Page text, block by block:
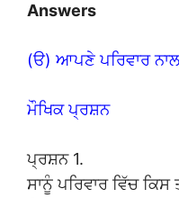
Answers
(ੳ) ਆਪਣੇ ਪਰਿਵਾਰ ਨਾਲ
ਮੌਖਿਕ ਪ੍ਰਸ਼ਨ
ਪ੍ਰਸ਼ਨ 1.
ਸਾਨੂੰ ਪਰਿਵਾਰ ਵਿੱਚ ਕਿਸ